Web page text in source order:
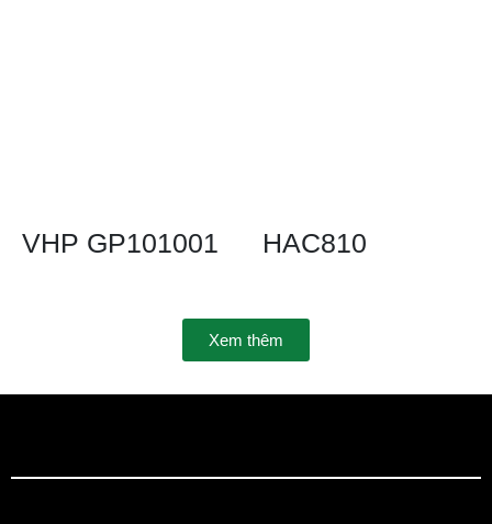
VHP GP101001 HAC810
Xem thêm